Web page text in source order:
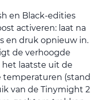
en Black-edities
activeren: laat na
en druk opnieuw in.
de verhoogde
laatste uit de
temperaturen (stand
van de Tinymight 2